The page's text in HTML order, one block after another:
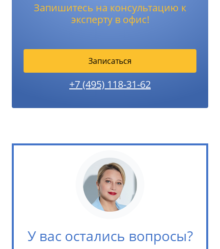
Запишитесь на консультацию к
эксперту в офис!
Записаться
+7 (495) 118-31-62
У вас остались вопросы?